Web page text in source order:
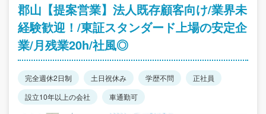
郡山【提案営業】法人既存顧客向け/業界未
経験歓迎！/東証スタンダード上場の安定企
業/月残業20h/社風◎
完全週休2日制 土日祝休み 学歴不問
正社員
設立10年以上の会社
車通勤可